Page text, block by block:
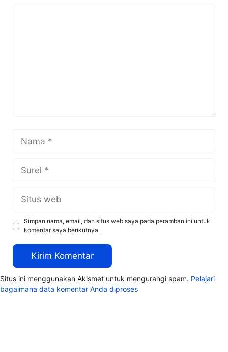
web
Simpan nama, email, dan situs web saya pada peramban ini untuk
komentar saya berikutnya.
Situs ini menggunakan Akismet untuk mengurangi spam. Pelajari
bagaimana data komentar Anda diproses